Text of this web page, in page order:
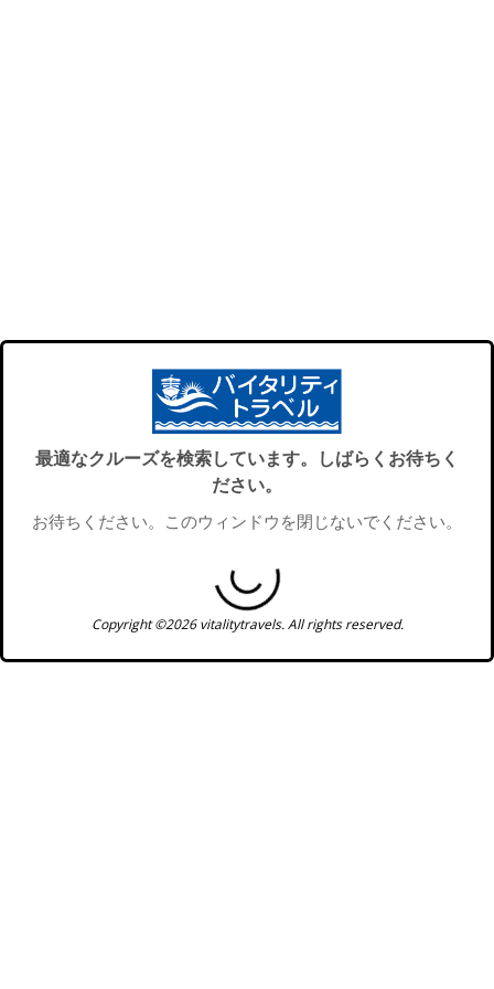
最適なクルーズを検索しています。しばらくお待ちく
ださい。
お待ちください。このウィンドウを閉じないでください。
Copyright ©2026 vitalitytravels. All rights reserved.